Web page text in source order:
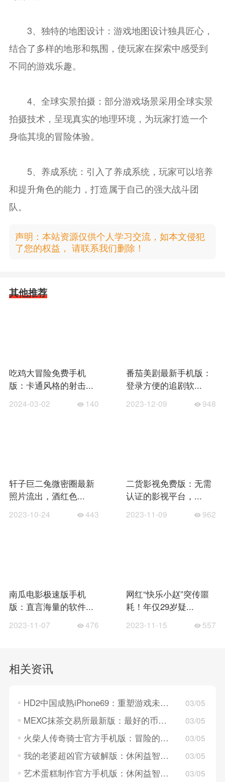
3、独特的地图设计：游戏地图设计独具匠心，
结合了多样的地形和氛围，使玩家在探索中感受到
不同的游戏乐趣。
4、全球实景拍摄：部分游戏场景采用全球实景
拍摄技术，呈现真实的地理环境，为玩家打造一个
身临其境的冒险体验。
5、养成系统：引入了养成系统，玩家可以培养
和提升角色的能力，打造属于自己的强大战斗团
队。
声明：本站资源仅供个人学习交流，如本文侵犯
了您的权益， 请联系我们删除！
其他推荐
吃鸡大冒险免费手机
版：卡通风格的射击...
2024-03-02 140
番茄美剧最新手机版：
登录方便的追剧软...
2023-12-09 948
轩子巨二兔微密圈最新
照片流出，酒红色...
2023-10-24 443
二货影视免费版：无需
认证的影视平台，...
2023-11-09 962
南瓜电影极速版手机
版：直言海量的软件...
2023-11-07 476
网红“快乐小赵”突传噩
耗！年仅29岁疑...
2023-11-15 557
相关资讯
HD2中国成熟iPhone69：重塑游戏未来的新起点 03/05
MEXC抹茶交易所最新版：最好的币市交易所，值得信赖！ 03/05
火柴人传奇骑士官方手机版：冒险的动作闯关游戏，画质好！ 03/05
我的老婆超凶官方破解版：休闲益智的解密游戏，好玩！ 03/05
艺术蛋糕制作官方手机版：休闲益智的制作游戏，画面清晰！ 03/05